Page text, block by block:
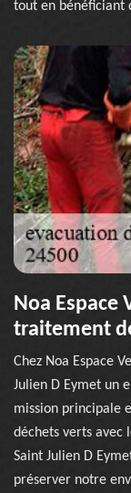
tout en bénéficiant
Noa Espace
traitement
Chez Noa Espace
Julien D Eymet un
mission principale
déchets verts avec
Saint Julien D
préserver notre